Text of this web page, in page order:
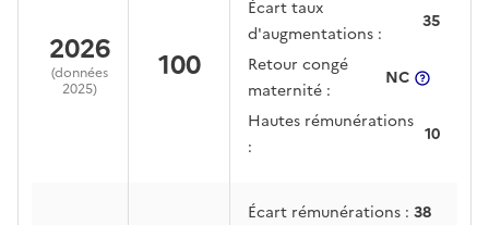
2026
(données
2025)
100
Écart taux
d'augmentations :
35
Retour congé
maternité :
NC plus
Hautes rémunérations
:
10
Écart rémunérations : 38